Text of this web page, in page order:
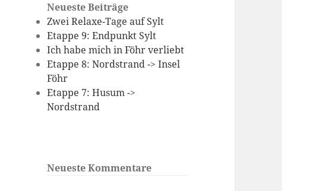
Neueste Beiträge
Zwei Relaxe-Tage auf Sylt
Etappe 9: Endpunkt Sylt
Ich habe mich in Föhr verliebt
Etappe 8: Nordstrand -> Insel
Föhr
Etappe 7: Husum ->
Nordstrand
Neueste Kommentare